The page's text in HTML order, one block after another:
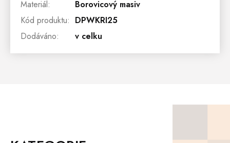
Materiál:
Borovicový masiv
Kód produktu: DPWKRI25
Dodáváno: v celku